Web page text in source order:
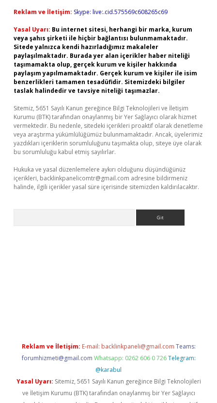
Reklam ve İletişim: Skype: live:.cid.575569c608265c69
Yasal Uyarı: Bu internet sitesi, herhangi bir marka, kurum
veya şahıs şirketi ile hiçbir bağlantısı bulunmamaktadır.
Sitede yalnızca kendi hazırladığımız makaleler
paylaşılmaktadır. Burada yer alan içerikler haber niteliği
taşımamakta olup, gerçek kurum ve kişiler hakkında
paylaşım yapılmamaktadır. Gerçek kurum ve kişiler ile isim
benzerlikleri tamamen tesadüfidir. Sitemizdeki bilgiler
taslak halindedir ve tavsiye niteliği taşımazlar.
Sitemiz, 5651 Sayılı Kanun gereğince Bilgi Teknolojileri ve İletişim
Kurumu (BTK) tarafından onaylanmış bir Yer Sağlayıcı olarak hizmet
vermektedir. Bu nedenle, sitedeki içerikleri proaktif olarak denetleme
veya araştırma yükümlülüğümüz bulunmamaktadır. Ancak, üyelerimiz
yazdıkları içeriklerin sorumluluğunu taşımakta olup, siteye üye olarak
bu sorumluluğu kabul etmiş sayılırlar.
Hukuka ve yasal düzenlemelere aykırı olduğunu düşündüğünüz
içerikleri, backlinkpanelicomtr@gmail.com adresine bildirmeniz
halinde, ilgili içerikler yasal süre içerisinde sitemizden kaldırılacaktır.
Reklam ve İletişim: E-mail: backlinkpaneli@gmail.com Teams:
forumhizmeti@gmail.com Whatsapp: 0262 606 0 726 Telegram:
@karabul
Yasal Uyarı: Sitemiz, 5651 Sayılı Kanun gereğince Bilgi Teknolojileri
ve İletişim Kurumu (BTK) tarafından onaylanmış bir Yer Sağlayıcı